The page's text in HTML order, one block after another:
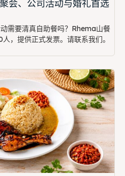
会、公司活动与婚礼首选
需要清真自助餐吗？Rhema山餐
，提供正式发票。请联系我们。